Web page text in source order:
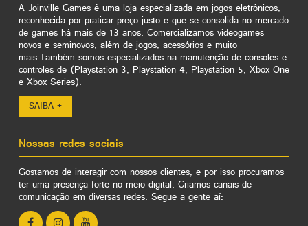
A Joinville Games é uma loja especializada em jogos eletrônicos,
reconhecida por praticar preço justo e que se consolida no mercado
de games há mais de 13 anos. Comercializamos videogames
novos e seminovos, além de jogos, acessórios e muito
mais.Também somos especializados na manutenção de consoles e
controles de (Playstation 3, Playstation 4, Playstation 5, Xbox One
e Xbox Series).
SAIBA +
Nossas redes sociais
Gostamos de interagir com nossos clientes, e por isso procuramos
ter uma presença forte no meio digital. Criamos canais de
comunicação em diversas redes. Segue a gente aí: